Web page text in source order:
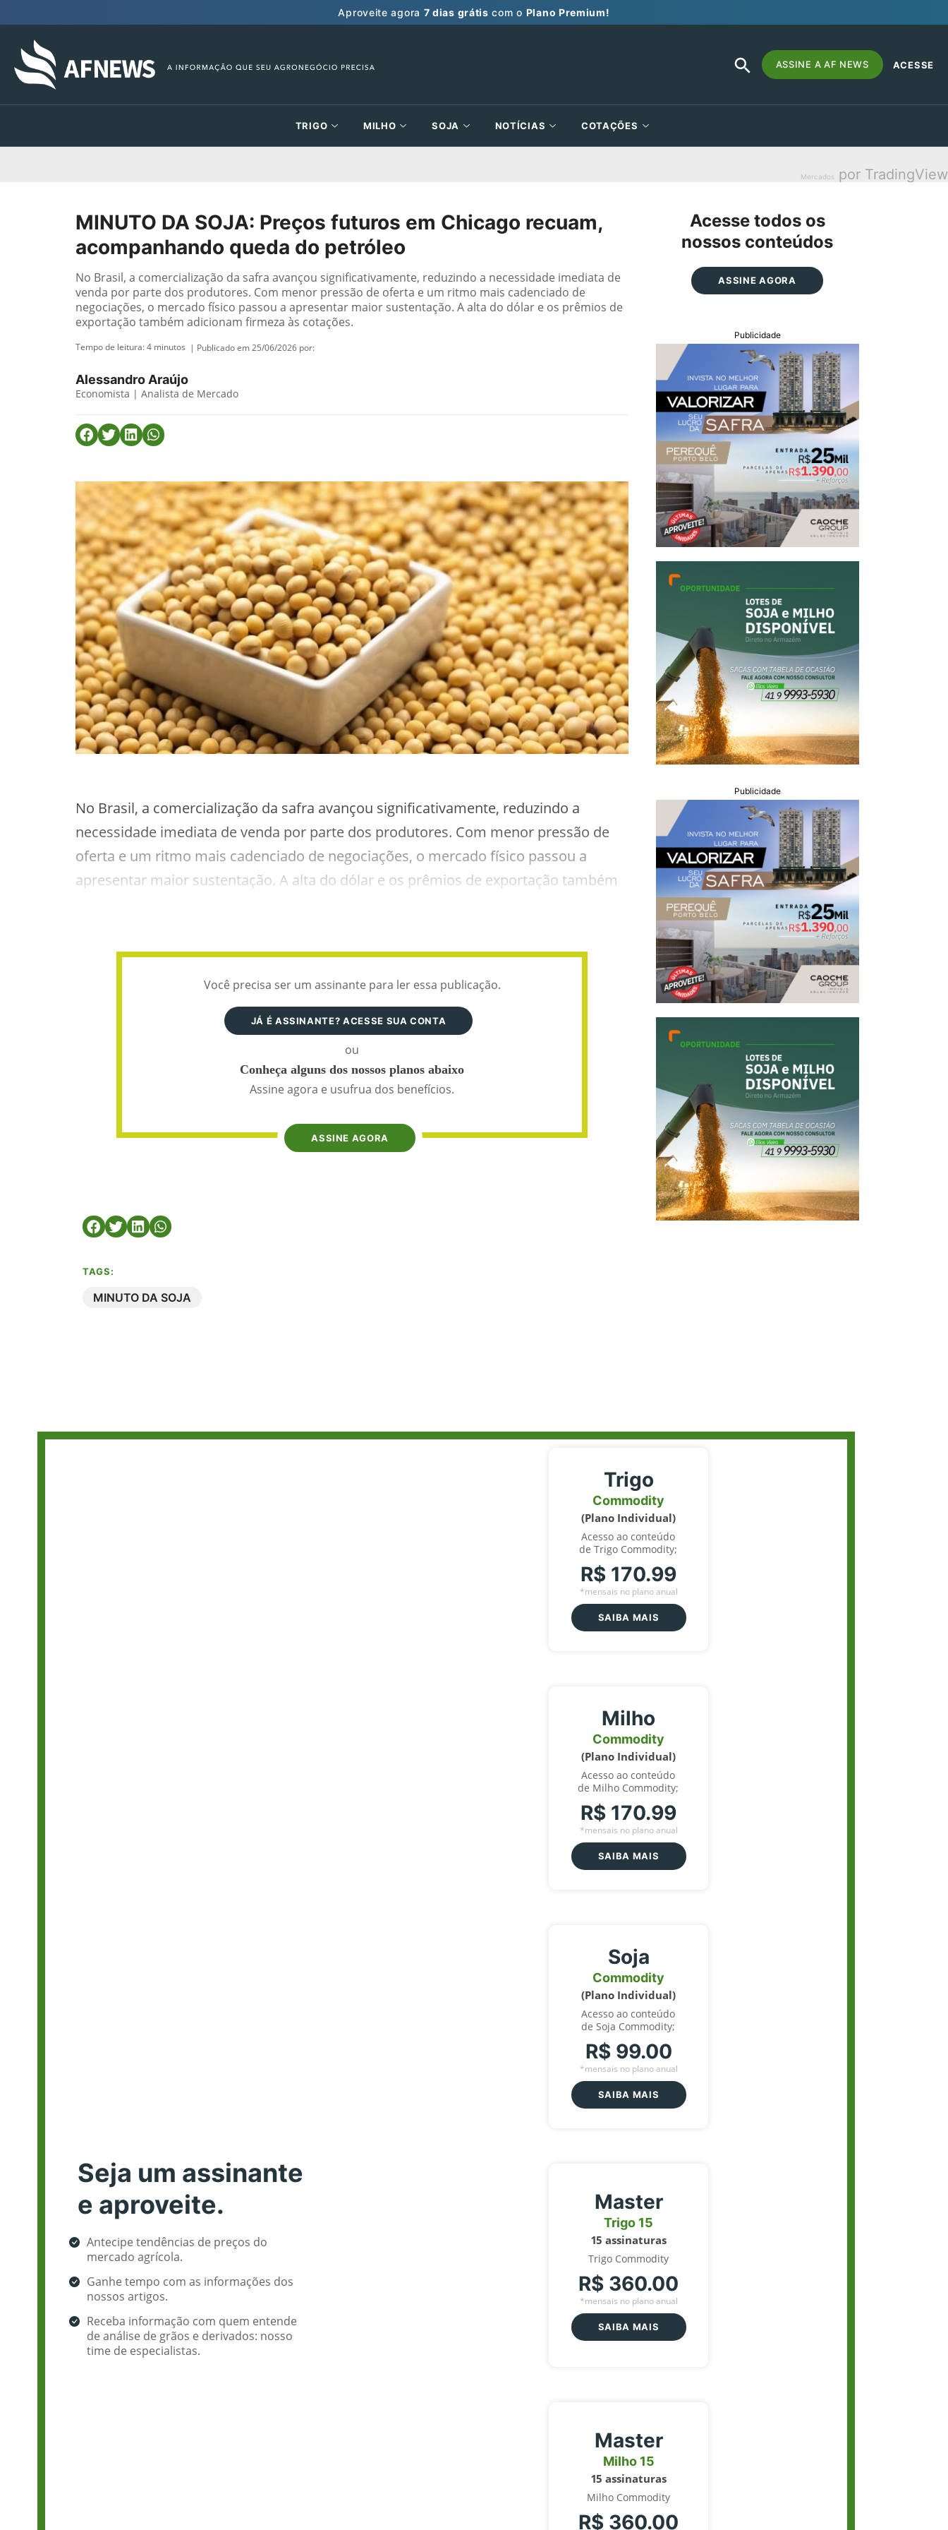
Aproveite agora 7 dias grátis com o Plano Premium!
Search
for:
SEARCH
BUTTON
ASSINE A AF NEWS ACESSE
TRIGO MILHO SOJA NOTÍCIAS COTAÇÕES
Mercados por TradingView
MINUTO DA SOJA: Preços futuros em Chicago recuam,
acompanhando queda do petróleo
No Brasil, a comercialização da safra avançou significativamente, reduzindo a necessidade imediata de
venda por parte dos produtores. Com menor pressão de oferta e um ritmo mais cadenciado de
negociações, o mercado físico passou a apresentar maior sustentação. A alta do dólar e os prêmios de
exportação também adicionam firmeza às cotações.
Tempo de leitura:4 minutos | Publicado em 25/06/2026 por:
Alessandro Araújo
Economista | Analista de Mercado
No Brasil, a comercialização da safra avançou significativamente, reduzindo a
necessidade imediata de venda por parte dos produtores. Com menor pressão de
oferta e um ritmo mais cadenciado de negociações, o mercado físico passou a
apresentar maior sustentação. A alta do dólar e os prêmios de exportação também
Você precisa ser um assinante para ler essa publicação.
JÁ É ASSINANTE? ACESSE SUA CONTA
ou
Conheça alguns dos nossos planos abaixo
Assine agora e usufrua dos benefícios.
ASSINE AGORA
TAGS:
MINUTO DA SOJA
Acesse todos os
nossos conteúdos
ASSINE AGORA
Publicidade
Publicidade
Seja um assinante
e aproveite.
Antecipe tendências de preços do
mercado agrícola.
Ganhe tempo com as informações dos
nossos artigos.
Receba informação com quem entende
de análise de grãos e derivados: nosso
time de especialistas.
Trigo
Commodity
(Plano Individual)
Acesso ao conteúdo
de Trigo Commodity;
R$ 170.99
*mensais no plano anual
SAIBA MAIS
Milho
Commodity
(Plano Individual)
Acesso ao conteúdo
de Milho Commodity;
R$ 170.99
*mensais no plano anual
SAIBA MAIS
Soja
Commodity
(Plano Individual)
Acesso ao conteúdo
de Soja Commodity;
R$ 99.00
*mensais no plano anual
SAIBA MAIS
Master
Trigo 15
15 assinaturas
Trigo Commodity
R$ 360.00
*mensais no plano anual
SAIBA MAIS
Master
Milho 15
15 assinaturas
Milho Commodity
R$ 360.00